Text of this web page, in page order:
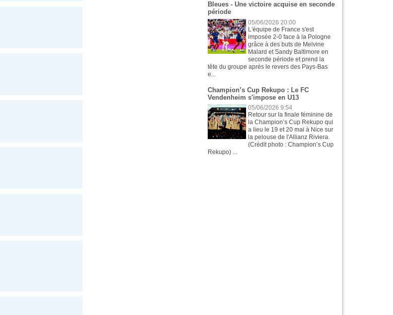
Bleues - Une victoire acquise en seconde
période
05/06/2026 20:00
L'équipe de France s'est
imposée 2-0 face à la Pologne
grâce à des buts de Melvine
Malard et Sandy Baltimore en
seconde période et prend la
tête du groupe après le revers des Pays-Bas
e...
Champion’s Cup Rekupo : Le FC
Vendenheim s'impose en U13
05/06/2026 9:54
Retour sur la finale féminine de
la Champion’s Cup Rekupo qui
a lieu le 19 et 20 mai à Nice sur
la pelouse de l'Allianz Riviera.
(Crédit photo : Champion’s Cup
Rekupo) ...